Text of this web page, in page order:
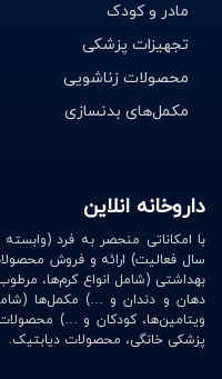
است. انعطاف پذیری قابل
چسب ها برای بخش های
وجود داشتن منافذ های
باشند در نتیجه، این
چسب های حصیری در
گرفته می شوند، همچنین
برداری دارند محسوب نمی
عبور می دهند و هیچ
چسب آنژیوکت
مادر و کودک
تجهیزات پزشکی
محصولات زناشویی
مکمل‌های بدنسازی
داروخانه انلاین
سال فعالیت) ارائه و فروش
بهداشتی (شامل انواع کرم‌ها،
دهان و دندان و …) مکمل‌ها
ویتامین‌ها، کودکان و …)
پزشکی خانگی، محصولات دیابتیک.